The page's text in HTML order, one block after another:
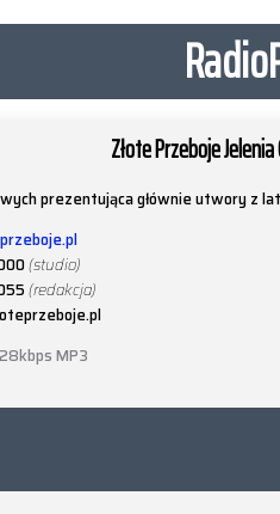
Złote Przeboje
prezentująca głównie utwory z
(studio)
(redakcja)
MP3